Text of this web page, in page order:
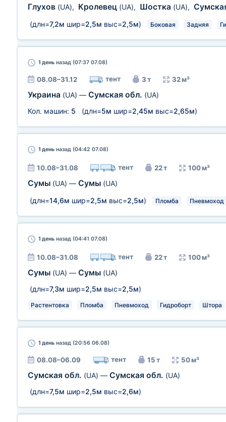
Глухов (UA), Кролевец (UA), Шостка (UA),
(длн=7,2м шир=2,5м выс=2,5м) Боковая Задняя
1 день назад (07:37 07.08)
08.08–31.12 тент 3 т 32 м³
Украина (UA) — Сумская обл. (UA)
Кол. машин: 5 (длн=5м шир=2,45м выс=2,65м)
1 день назад (04:42 07.08)
10.08–31.08 тент 22 т 100 м³
Сумы (UA) — Сумы (UA)
(длн=14,6м шир=2,5м выс=2,5м) Пломба Пневмоход
1 день назад (04:41 07.08)
10.08–31.08 тент 22 т 100 м³
Сумы (UA) — Сумы (UA)
(длн=7,3м шир=2,5м выс=2,5м)
Растентовка Пломба Пневмоход Гидроборт Штора
1 день назад (20:56 06.08)
08.08–06.09 тент 15 т 50 м³
Сумская обл. (UA) — Сумская обл. (UA)
(длн=7,5м шир=2,5м выс=2,6м)